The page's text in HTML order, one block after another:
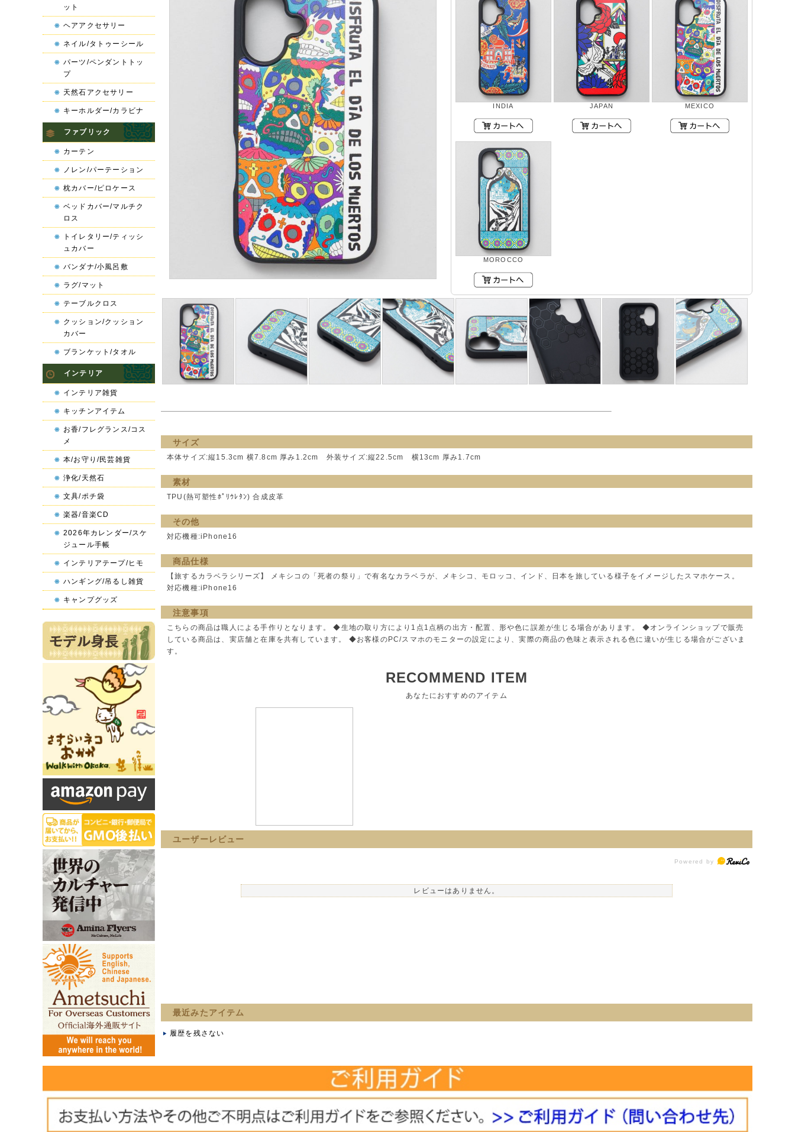
INDIA JAPAN MEXICO
MOROCCO
サイズ
本体サイズ:縦15.3cm 横7.8cm 厚み1.2cm 外装サイズ:縦22.5cm 横13cm 厚み1.7cm
素材
TPU(熱可塑性ﾎﾟﾘｳﾚﾀﾝ) 合成皮革
その他
対応機種:iPhone16
商品仕様
【旅するカラベラシリーズ】 メキシコの「死者の祭り」で有名なカラベラが、メキシコ、モロッコ、インド、日本を旅している様子をイメージしたスマホケース。
対応機種:iPhone16
注意事項
こちらの商品は職人による手作りとなります。 ◆生地の取り方により1点1点柄の出方・配置、形や色に誤差が生じる場合があります。 ◆オンラインショップで販売
している商品は、実店舗と在庫を共有しています。 ◆お客様のPC/スマホのモニターの設定により、実際の商品の色味と表示される色に違いが生じる場合がございま
す。
RECOMMEND ITEM
あなたにおすすめのアイテム
ユーザーレビュー
レビューはありません。
最近みたアイテム
履歴を残さない
ット
ヘアアクセサリー
ネイル/タトゥーシール
パーツ/ペンダントトッ
プ
天然石アクセサリー
キーホルダー/カラビナ
ファブリック
カーテン
ノレン/パーテーション
枕カバー/ピロケース
ベッドカバー/マルチク
ロス
トイレタリー/ティッシ
ュカバー
バンダナ/小風呂敷
ラグ/マット
テーブルクロス
クッション/クッション
カバー
ブランケット/タオル
インテリア
インテリア雑貨
キッチンアイテム
お香/フレグランス/コス
メ
本/お守り/民芸雑貨
浄化/天然石
文具/ポチ袋
楽器/音楽CD
2026年カレンダー/スケ
ジュール手帳
インテリアテープ/ヒモ
ハンギング/吊るし雑貨
キャンプグッズ